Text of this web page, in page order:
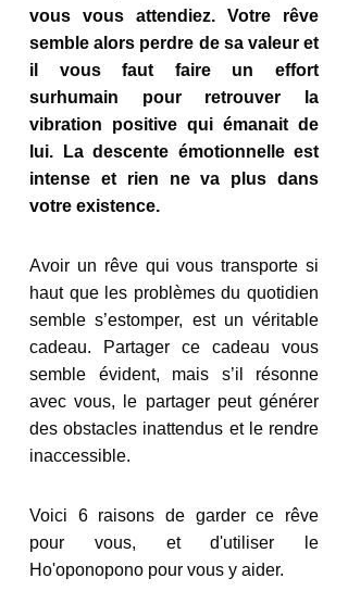
vous vous attendiez. Votre rêve
semble alors perdre de sa valeur et
il vous faut faire un effort
surhumain pour retrouver la
vibration positive qui émanait de
lui. La descente émotionnelle est
intense et rien ne va plus dans
votre existence.
Avoir un rêve qui vous transporte si
haut que les problèmes du quotidien
semble s’estomper, est un véritable
cadeau. Partager ce cadeau vous
semble évident, mais s’il résonne
avec vous, le partager peut générer
des obstacles inattendus et le rendre
inaccessible.
Voici 6 raisons de garder ce rêve
pour vous, et d'utiliser le
Ho'oponopono pour vous y aider.